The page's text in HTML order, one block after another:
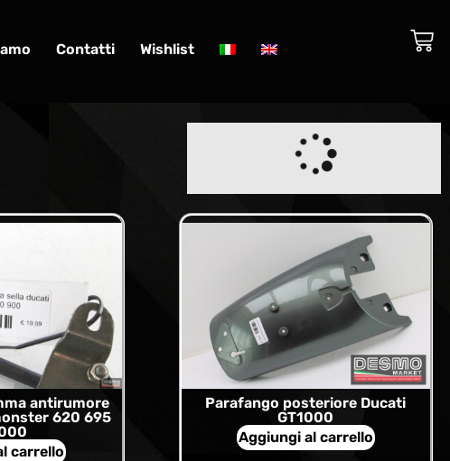
Contatti Wishlist
antirumore
620 695
carrello
Parafango posteriore Ducati
GT1000
Aggiungi al carrello